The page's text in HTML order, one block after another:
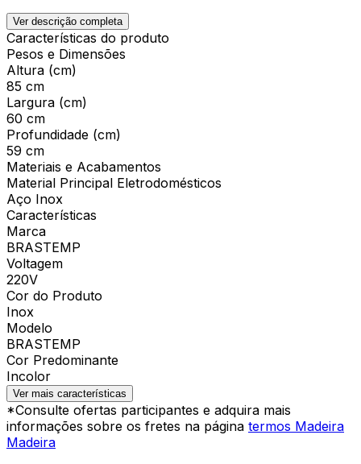
Ver descrição completa
Características do produto
Pesos e Dimensões
Altura (cm)
85 cm
Largura (cm)
60 cm
Profundidade (cm)
59 cm
Materiais e Acabamentos
Material Principal Eletrodomésticos
Aço Inox
Características
Marca
BRASTEMP
Voltagem
220V
Cor do Produto
Inox
Modelo
BRASTEMP
Cor Predominante
Incolor
Ver mais características
*Consulte ofertas participantes e adquira mais
informações sobre os fretes na página termos Madeira
Madeira